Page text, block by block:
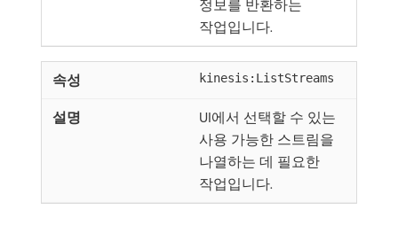
정보를 반환하는
작업입니다.
kinesis:ListStreams
UI에서 선택할 수 있는
사용 가능한 스트림을
나열하는 데 필요한
작업입니다.